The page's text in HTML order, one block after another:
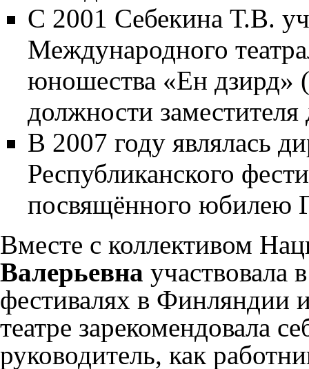
С 2001 Себекина Т.В.
Международного
юношества «Ен дзирд»
должности заместителя
В 2007 году являлась
Республиканского
посвящённого
Вместе с коллективом
Валерьевна участвовала
фестивалях в Финляндии
театре зарекомендовала
руководитель, как